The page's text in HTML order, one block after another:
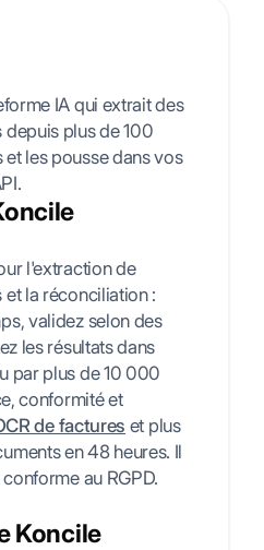
IA qui extrait des
plus de 100
les pousse dans vos
l'extraction de
la réconciliation :
validez selon des
les résultats dans
par plus de 10 000
conformité et
de factures et plus
en 48 heures. Il
au RGPD.
Koncile